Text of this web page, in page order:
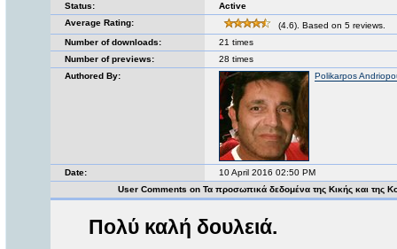
Status:
Active
Average Rating:
(4.6). Based on 5 reviews.
Number of downloads:
21 times
Number of previews:
28 times
Authored By:
Polikarpos
Date:
10 April 2016 02:50 PM
User Comments on Τα προσωπικά δεδομένα της Κικής και της
Πολύ καλή δουλειά.